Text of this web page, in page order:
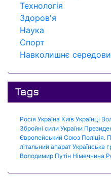
Технологія
Здоров'я
Наука
Спорт
Навколишнє
Tags
Росія Україна Київ Українці
Збройні сили України
Європейський Союз Поліція.
літальний апарат Українська
Володимир Путін Німеччина